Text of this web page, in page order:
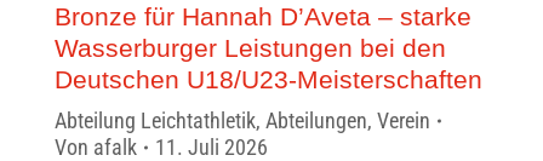
Bronze für Hannah D’Aveta – starke
Wasserburger Leistungen bei den
Deutschen U18/U23-Meisterschaften
Abteilung Leichtathletik, Abteilungen, Verein
Von afalk
11. Juli 2026